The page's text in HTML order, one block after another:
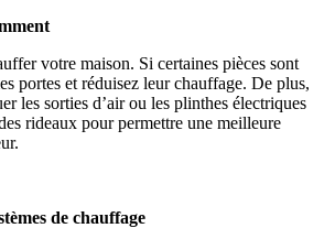
votre maison. Si certaines pièces sont
portes et réduisez leur chauffage. De plus,
les sorties d’air ou les plinthes électriques
rideaux pour permettre une meilleure
de chauffage